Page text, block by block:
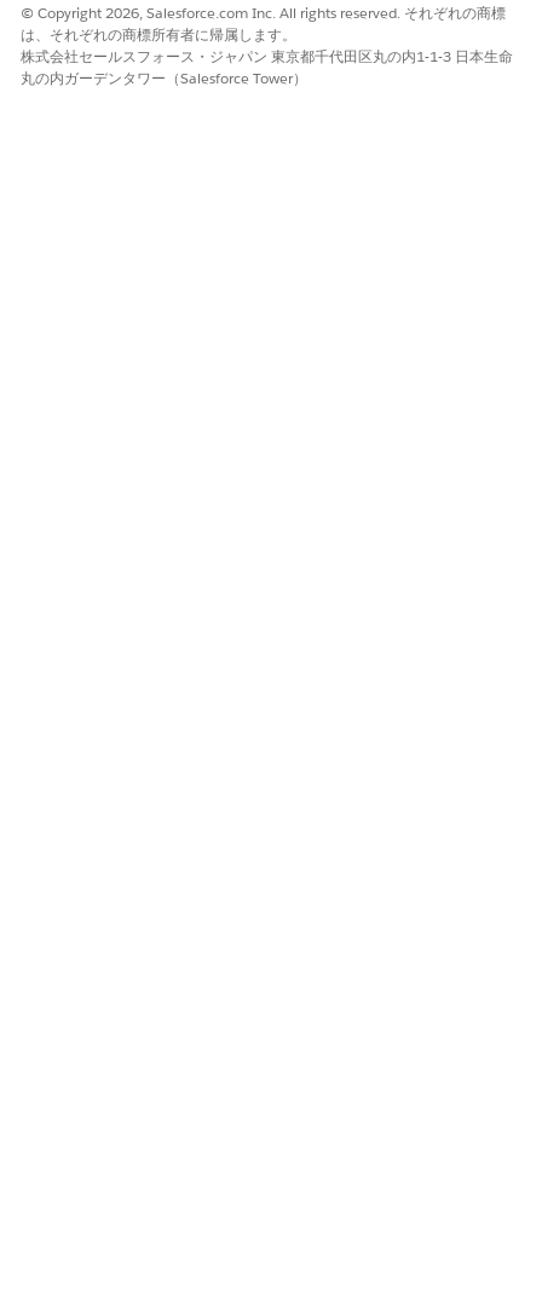
© Copyright 2026, Salesforce.com Inc. All rights reserved. それぞれの商標
は、それぞれの商標所有者に帰属します。
株式会社セールスフォース・ジャパン 東京都千代田区丸の内1-1-3 日本生命
丸の内ガーデンタワー（Salesforce Tower）